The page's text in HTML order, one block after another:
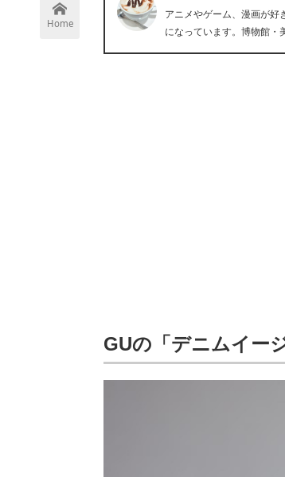
Home
アニメやゲーム、漫画が好
になっています。博物館・
GUの「デニムイー